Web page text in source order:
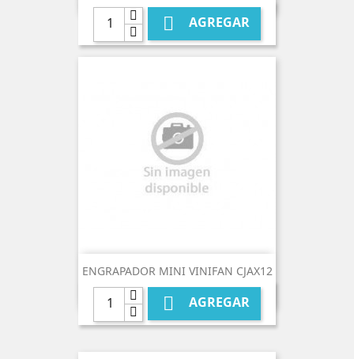
 AGREGAR
ENGRAPADOR MINI VINIFAN CJAX12
 AGREGAR